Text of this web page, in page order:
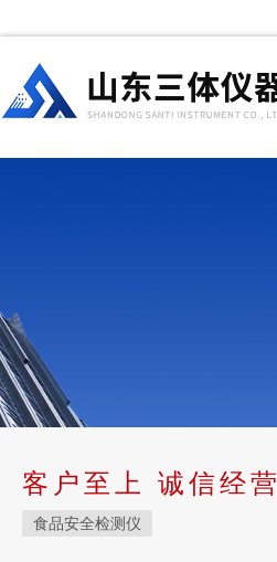
客户至上 诚信经营
食品安全检测仪